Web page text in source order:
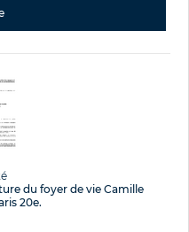
du foyer de vie Camille
20e.